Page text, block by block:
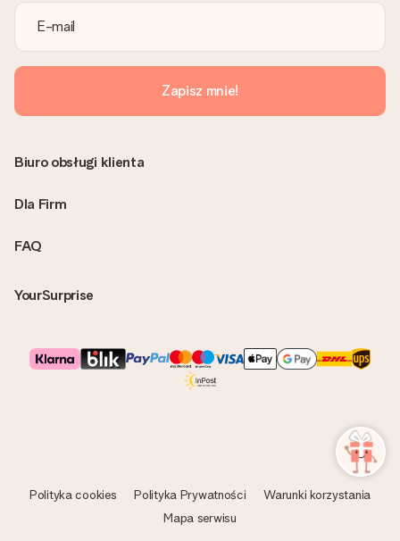
Zapisz mnie!
FAQ
YourSurprise
Biuro obsługi klienta
Dla Firm
Polityka cookies Polityka Prywatności
Warunki korzystania
Mapa serwisu